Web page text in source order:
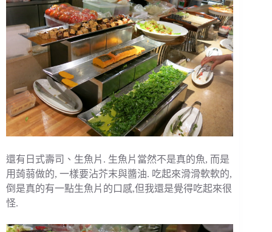
還有日式壽司、生魚片. 生魚片當然不是真的魚, 而是
用蒟蒻做的, 一樣要沾芥末與醬油. 吃起來滑滑軟軟的,
倒是真的有一點生魚片的口感,但我還是覺得吃起來很
怪.